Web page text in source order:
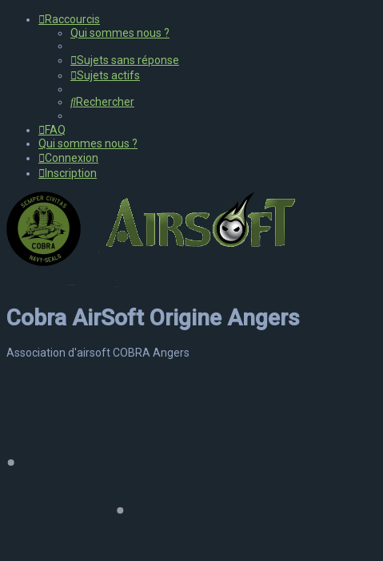
Raccourcis
Qui sommes nous ?
Sujets sans réponse
Sujets actifs
Rechercher
FAQ
Qui sommes nous ?
Connexion
Inscription
Cobra AirSoft Origine Angers
Association d'airsoft COBRA Angers